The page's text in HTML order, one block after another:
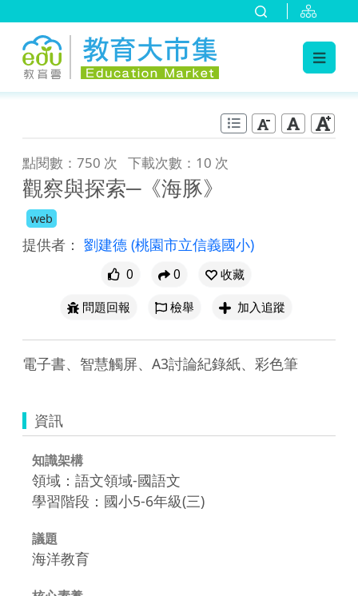
點閱數：750 次 下載次數：10 次
觀察與探索─《海豚》
web
提供者： 劉建德 (桃園市立信義國小)
0 0
收藏
問題回報
檢舉 加入追蹤
電子書、智慧觸屏、A3討論紀錄紙、彩色筆
資訊
知識架構
領域：語文領域-國語文
學習階段：國小5-6年級(三)
議題
海洋教育